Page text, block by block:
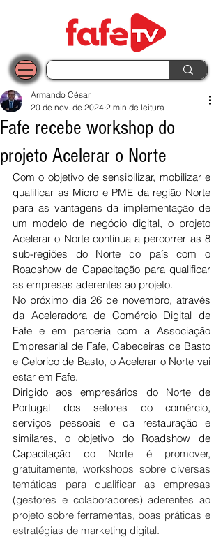
Fafe recebe workshop do
projeto Acelerar o Norte
Armando César
20 de nov. de 2024 2 min de leitura
Com o objetivo de sensibilizar, mobilizar e
qualificar as Micro e PME da região Norte
para as vantagens da implementação de
um modelo de negócio digital, o projeto
Acelerar o Norte continua a percorrer as 8
sub-regiões do Norte do país com o
Roadshow de Capacitação para qualificar
as empresas aderentes ao projeto.
No próximo dia 26 de novembro, através
da Aceleradora de Comércio Digital de
Fafe e em parceria com a Associação
Empresarial de Fafe, Cabeceiras de Basto
e Celorico de Basto, o Acelerar o Norte vai
estar em Fafe.
Dirigido aos empresários do Norte de
Portugal dos setores do comércio,
serviços pessoais e da restauração e
similares, o objetivo do Roadshow de
Capacitação do Norte é promover,
gratuitamente, workshops sobre diversas
temáticas para qualificar as empresas
(gestores e colaboradores) aderentes ao
projeto sobre ferramentas, boas práticas e
estratégias de marketing digital.